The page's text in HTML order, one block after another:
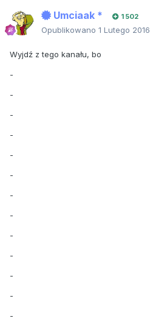
Umciaak * 1 502
Opublikowano 1 Lutego 2016
Wyjdź z tego kanału, bo
-
-
-
-
-
-
-
-
-
-
-
-
-